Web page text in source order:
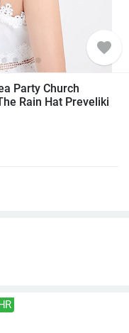
favorite
Party Church
Rain Hat Preveliki